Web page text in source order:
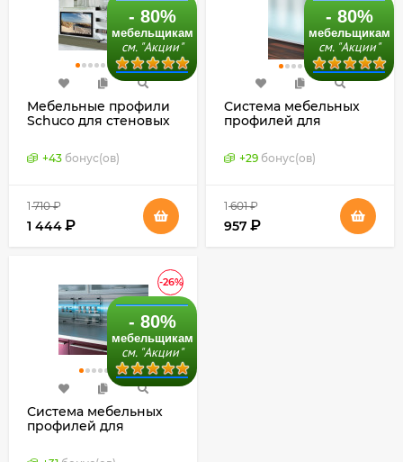
- 80%
мебельщикам
см. "Акции"
Мебельные профили
Schuco для стеновых
(Германия)
+43 бонус(ов)
1 710 ₽
1 444₽
- 80%
мебельщикам
см. "Акции"
Система мебельных
профилей для
18 мм (Schuco,
Германия)
+29 бонус(ов)
1 601 ₽
957 ₽
-26%
- 80%
мебельщикам
см. "Акции"
Система мебельных
профилей для
мм (Schuco, Германия)